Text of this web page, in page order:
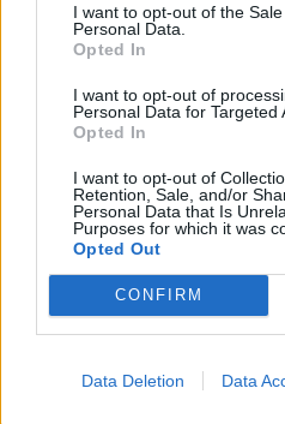
I want to opt-out of the
Personal Data.
Opted In
I want to opt-out of
Personal Data for Targeted
Opted In
I want to opt-out of
Retention, Sale, and/or
Personal Data that Is
Purposes for which it was
Opted Out
CONFIRM
Data Deletion Data
to, kas Latvijā ir unikāls.”
Līdzīgi raksti
Lāčplēša diena?
kēksiņus atklāj Sproģu ģimene
svētki
Ātri un viegli pagatavojama